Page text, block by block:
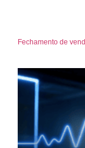
Fechamento de